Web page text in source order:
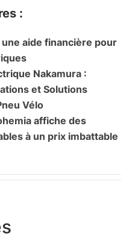
:
aide financière pour
Nakamura :
et Solutions
Vélo
affiche des
à un prix imbattable